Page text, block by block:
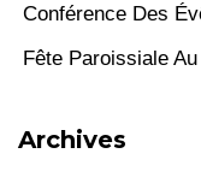
Conférence Des
Fête Paroissiale
Archives